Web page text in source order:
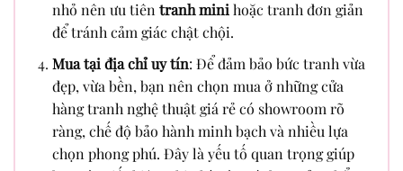
nhỏ nên ưu tiêntranh minihoặc tranh đơn giản
để tránh cảm giác chật chội.
Mua tại địa chỉ uy tín: Để đảm bảo bức tranh vừa
đẹp, vừa bền, bạn nên chọn mua ở những cửa
hàng tranh nghệ thuật giá rẻ có showroom rõ
ràng, chế độ bảo hành minh bạch và nhiều lựa
chọn phong phú. Đây là yếu tố quan trọng giúp